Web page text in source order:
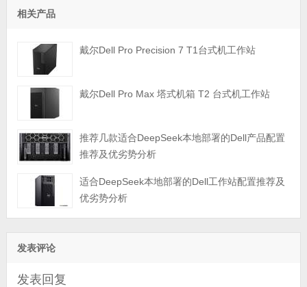
相关产品
戴尔Dell Pro Precision 7 T1台式机工作站
戴尔Dell Pro Max 塔式机箱 T2 台式机工作站
推荐几款适合DeepSeek本地部署的Dell产品配置
推荐及优劣势分析
适合DeepSeek本地部署的Dell工作站配置推荐及
优劣势分析
发表评论
发表回复